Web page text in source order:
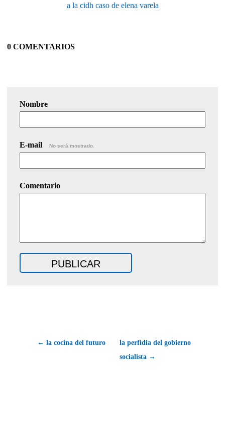
a la cidh caso de elena varela
0 COMENTARIOS
Nombre
E-mail No será mostrado.
Comentario
← la cocina del futuro
la perfidia del gobierno
socialista →